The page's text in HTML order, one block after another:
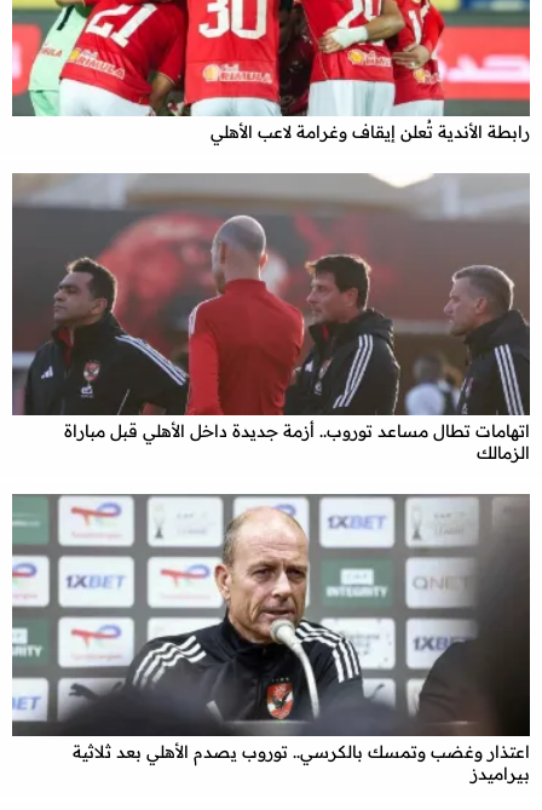
رابطة الأندية تُعلن إيقاف وغرامة لاعب الأهلي
اتهامات تطال مساعد توروب.. أزمة جديدة داخل الأهلي قبل مباراة
الزمالك
اعتذار وغضب وتمسك بالكرسي.. توروب يصدم الأهلي بعد ثلاثية
بيراميدز